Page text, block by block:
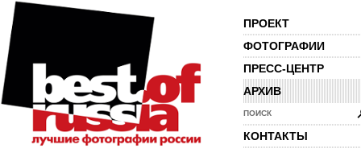
ПРОЕКТ
ФОТОГРАФИИ
ПРЕСС-ЦЕНТР
АРХИВ
ПОИСК
КОНТАКТЫ